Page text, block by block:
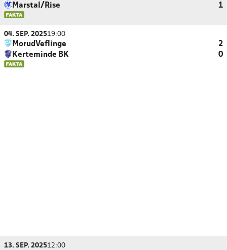
Marstal/Rise
1
04. SEP. 202519:00
MorudVeflinge
2
Kerteminde BK
0
13. SEP. 202512:00